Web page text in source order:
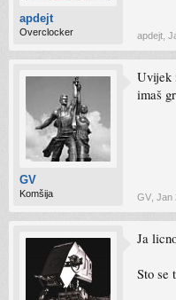
apdejt
Overclocker apdejt
GV
Komšija
Uvijek
imaš
GV Jan
Ja
Sto se